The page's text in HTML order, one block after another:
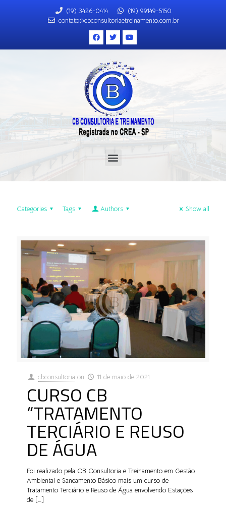
(19) 3426-0414
(19) 99149-5150
contato@cbconsultoriaetreinamento.com.br
Categories Tags Authors Show all
cbconsultoria on 11 de maio de 2021
CURSO CB
“TRATAMENTO
TERCIÁRIO E REUSO
DE ÁGUA
Foi realizado pela CB Consultoria e Treinamento em Gestão
Ambiental e Saneamento Básico mais um curso de
Tratamento Terciário e Reuso de Água envolvendo Estações
de […]